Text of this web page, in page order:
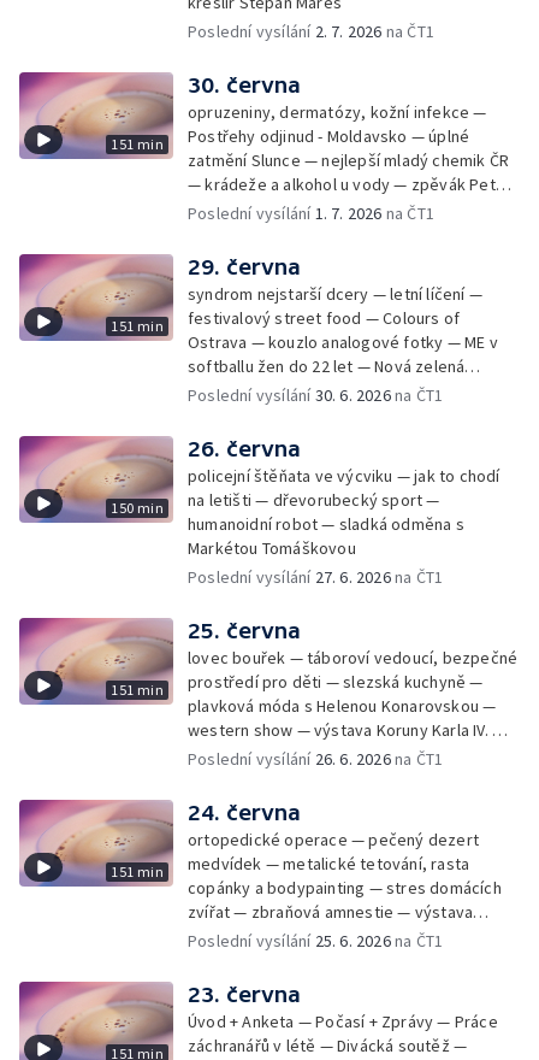
Poslední vysílání 2. 7. 2026 na ČT1
151 min
30. června
opruzeniny, dermatózy, kožní infekce —
Postřehy odjinud - Moldavsko — úplné
zatmění Slunce — nejlepší mladý chemik ČR
— krádeže a alkohol u vody — zpěvák Peter
Cmorik
Poslední vysílání1. 7. 2026 na ČT1
151 min
29. června
syndrom nejstarší dcery — letní líčení —
festivalový street food — Colours of
Ostrava — kouzlo analogové fotky — ME v
softballu žen do 22 let — Nová zelená
úsporám — Global Teacher Prize Czech
Poslední vysílání30. 6. 2026na ČT1
150 min
26. června
policejní štěňata ve výcviku — jak to chodí
na letišti — dřevorubecký sport —
humanoidní robot — sladká odměna s
Markétou Tomáškovou
Poslední vysílání 27. 6. 2026na ČT1
151 min
25. června
lovec bouřek — táboroví vedoucí, bezpečné
prostředí pro děti — slezská kuchyně —
plavková móda s Helenou Konarovskou —
western show — výstava Koruny Karla IV. —
mladý lezecký fenomén Josef Šindel
Poslední vysílání 26. 6. 2026na ČT1
151 min
24. června
ortopedické operace — pečený dezert
medvídek — metalické tetování, rasta
copánky a bodypainting — stres domácích
zvířat — zbraňová amnestie — výstava
mikrofotografií rostlin — fenomenální
Poslední vysílání 25. 6. 2026na ČT1
151 min
23. června
Úvod + Anketa — Počasí + Zprávy — Práce
záchranářů v létě — Divácká soutěž —